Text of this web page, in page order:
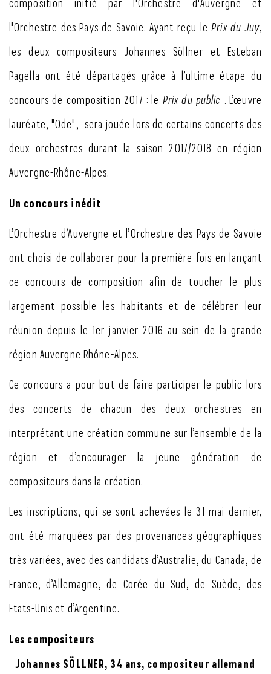
composition initié par l'Orchestre d'Auvergne et
l'Orchestre des Pays de Savoie. Ayant reçu lePrix du Juy,
les deux compositeurs Johannes Söllner et Esteban
Pagella ont été départagés grâce à l’ultime étape du
concours de composition 2017 : le Prix du public . L’œuvre
lauréate, "Ode", sera jouée lors de certains concerts des
deux orchestres durant la saison 2017/2018 en région
Auvergne-Rhône-Alpes.
Un concours inédit
L’Orchestre d’Auvergne et l’Orchestre des Pays de Savoie
ont choisi de collaborer pour la première fois en lançant
ce concours de composition afin de toucher le plus
largement possible les habitants et de célébrer leur
réunion depuis le 1er janvier 2016 au sein de la grande
région Auvergne Rhône-Alpes.
Ce concours a pour but de faire participer le public lors
des concerts de chacun des deux orchestres en
interprétant une création commune sur l’ensemble de la
région et d’encourager la jeune génération de
compositeurs dans la création.
Les inscriptions, qui se sont achevées le 31 mai dernier,
ont été marquées par des provenances géographiques
très variées, avec des candidats d’Australie, du Canada, de
France, d’Allemagne, de Corée du Sud, de Suède, des
Etats-Unis et d’Argentine.
Les compositeurs
-Johannes SÖLLNER, 34 ans, compositeur allemand